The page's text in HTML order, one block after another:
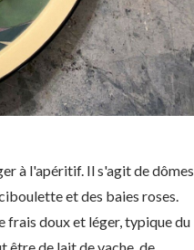
à l'apéritif. Il s'agit de dômes
et des baies roses.
frais doux et léger, typique du